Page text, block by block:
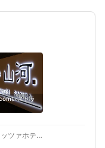
レストラ
奈良県奈良市三条本町11-20 ピアッツァホテル B1F